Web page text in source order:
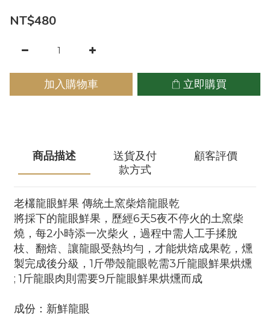
NT$480
加入購物車 立即購買
商品描述
送貨及付
款方式
顧客評價
老欉龍眼鮮果 傳統土窯柴焙龍眼乾
將採下的龍眼鮮果，歷經6天5夜不停火的土窯柴
燒，每2小時添一次柴火，過程中需人工手揉脫
枝、翻焙、讓龍眼受熱均勻，才能烘焙成果乾，燻
製完成後分級，1斤帶殼龍眼乾需3斤龍眼鮮果烘燻
; 1斤龍眼肉則需要9斤龍眼鮮果烘燻而成
成份：新鮮龍眼